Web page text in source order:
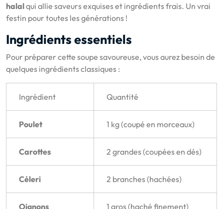
halalqui allie saveurs exquises et ingrédients frais. Un vrai
festin pour toutes les générations !
Ingrédients essentiels
Pour préparer cette soupe savoureuse, vous aurez besoin de
quelques ingrédients classiques :
Ingrédient Quantité
Poulet 1 kg (coupé en morceaux)
Carottes 2 grandes (coupées en dés)
Céleri 2 branches (hachées)
Oignons 1 gros (haché finement)